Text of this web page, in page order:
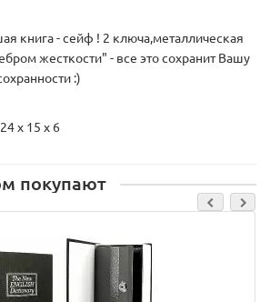
книга - сейф ! 2 ключа,металлическая
жесткости" - все это сохранит Вашу
:)
х 15 х 6
покупают